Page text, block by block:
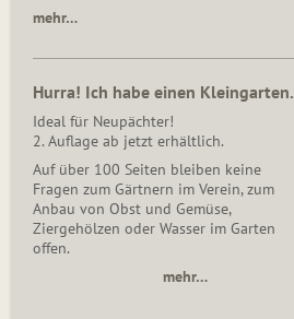
mehr…
Hurra! Ich habe einen Kleingarten.
Ideal für Neupächter!
2. Auflage ab jetzt erhältlich.
Auf über 100 Seiten bleiben keine
Fragen zum Gärtnern im Verein, zum
Anbau von Obst und Gemüse,
Ziergehölzen oder Wasser im Garten
offen.
mehr…